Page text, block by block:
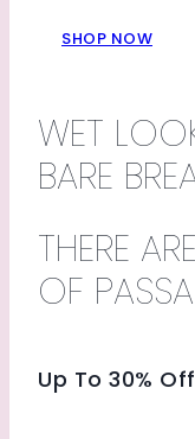
SHOP NOW
WET
BARE
THERE
OF
Up To 30% Off